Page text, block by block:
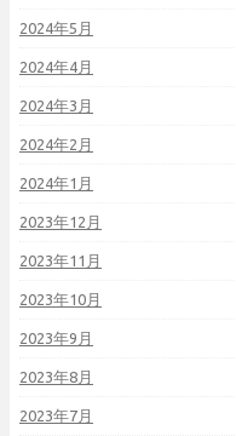
2024年5月
2024年4月
2024年3月
2024年2月
2024年1月
2023年12月
2023年11月
2023年10月
2023年9月
2023年8月
2023年7月